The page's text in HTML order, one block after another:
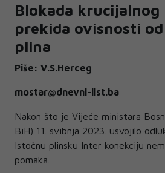
Blokada
prekida ovisnosti
plina
Piše: V.S.Herceg
mostar@dnevni-list.ba
Nakon što je Vijeće ministara
BiH) 11. svibnja 2023. usvojilo
Istočnu plinsku Inter konekciju
pomaka.